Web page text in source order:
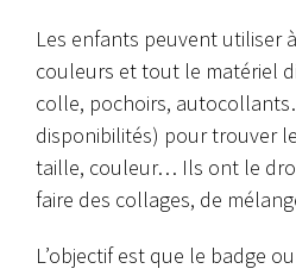
Les enfants peuvent utiliser
couleurs et tout le matériel
colle, pochoirs,
disponibilités) pour trouver
taille, couleur… Ils ont le
faire des collages, de
L’objectif est que le badge